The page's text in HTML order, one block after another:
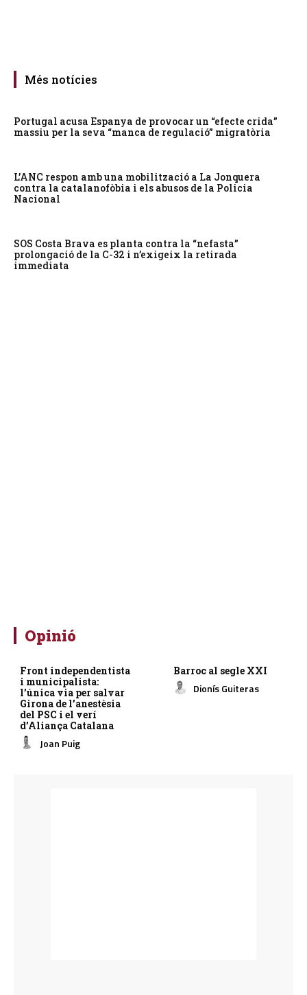
Més notícies
Portugal acusa Espanya de provocar un “efecte crida”
massiu per la seva “manca de regulació” migratòria
L’ANC respon amb una mobilització a La Jonquera
contra la catalanofòbia i els abusos de la Policia
Nacional
SOS Costa Brava es planta contra la “nefasta”
prolongació de la C-32 i n’exigeix la retirada
immediata
Opinió
Front independentista
i municipalista:
l’única via per salvar
Girona de l’anestèsia
del PSC i el verí
d’Aliança Catalana
Joan Puig
Barroc al segle XXI
Dionís Guiteras